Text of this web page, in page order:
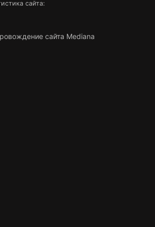
сайта:
сайта Mediana